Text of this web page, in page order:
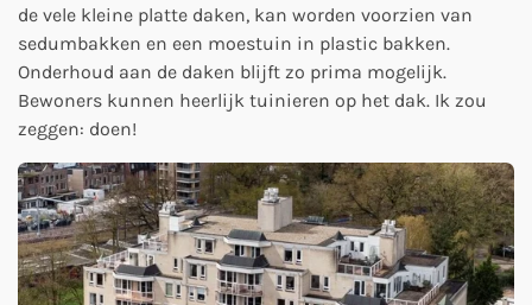
de vele kleine platte daken, kan worden voorzien van
sedumbakken en een moestuin in plastic bakken.
Onderhoud aan de daken blijft zo prima mogelijk.
Bewoners kunnen heerlijk tuinieren op het dak. Ik zou
zeggen: doen!